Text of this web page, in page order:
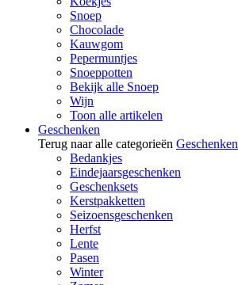
Snoep
Chocolade
Kauwgom
Pepermuntjes
Snoeppotten
Bekijk alle Snoep
Wijn
Toon alle artikelen
Geschenken
Terug naar alle categorieën Geschenken
Bedankjes
Eindejaarsgeschenken
Geschenksets
Kerstpakketten
Seizoensgeschenken
Herfst
Lente
Pasen
Winter